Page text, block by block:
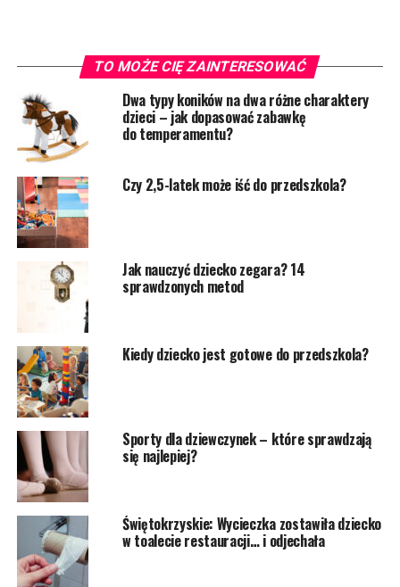
TO MOŻE CIĘ ZAINTERESOWAĆ
Dwa typy koników na dwa różne charaktery
dzieci – jak dopasować zabawkę
do temperamentu?
Czy 2,5-latek może iść do przedszkola?
Jak nauczyć dziecko zegara? 14
sprawdzonych metod
Kiedy dziecko jest gotowe do przedszkola?
Sporty dla dziewczynek – które sprawdzają
się najlepiej?
Świętokrzyskie: Wycieczka zostawiła dziecko
w toalecie restauracji… i odjechała